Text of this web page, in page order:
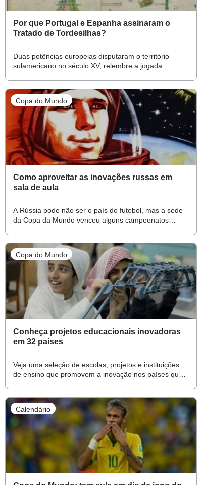
Por que Portugal e Espanha assinaram o
Tratado de Tordesilhas?
Duas potências europeias disputaram o território
sulamericano no século XV; relembre a jogada
Copa do Mundo
Como aproveitar as inovações russas em
sala de aula
A Rússia pode não ser o país do futebol, mas a sede
da Copa da Mundo venceu alguns campeonatos
Geografia, Ciências e Arte
Copa do Mundo
Conheça projetos educacionais inovadoras
em 32 países
Veja uma seleção de escolas, projetos e instituições
de ensino que promovem a inovação nos países que
Calendário